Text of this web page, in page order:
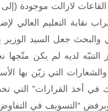
لازالت موجودة
والبحث جعل السيد
التنبّه لديه لم يكن متّجها
التي زيّن بها
في أخذ القرارات”
“التسويف في